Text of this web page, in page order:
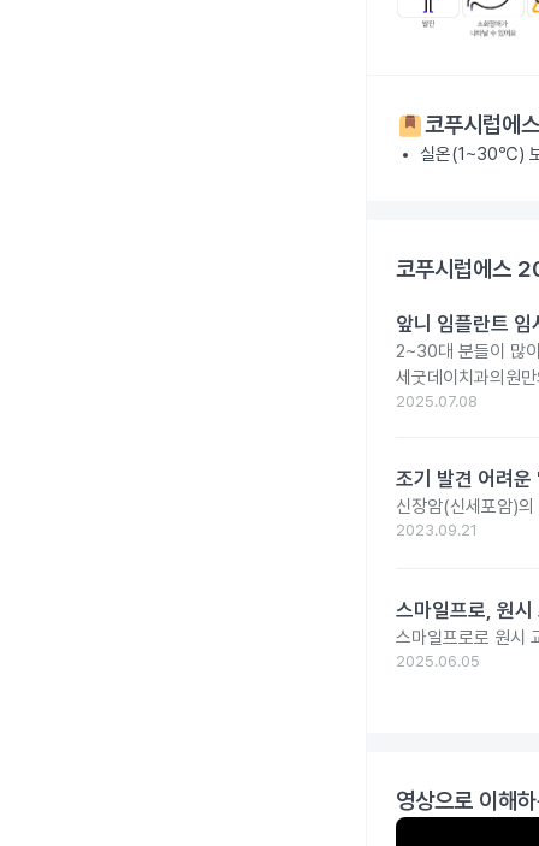
코푸시럽에
실온(1~30℃)
코푸시럽에스
앞니 임플란트
2~30대 분들이 많
세굿데이치과의원
2025.07.08
조기 발견 어려
신장암(신세포암)
2023.09.21
스마일프로, 원시
스마일프로로 원시
2025.06.05
영상으로 이해